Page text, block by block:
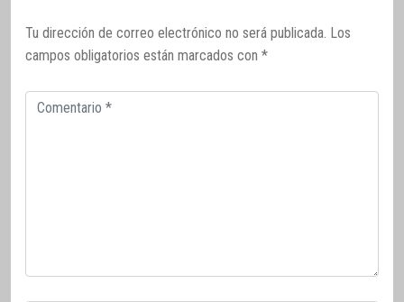
Tu dirección de correo electrónico no será publicada. Los
campos obligatorios están marcados con *
Comentario